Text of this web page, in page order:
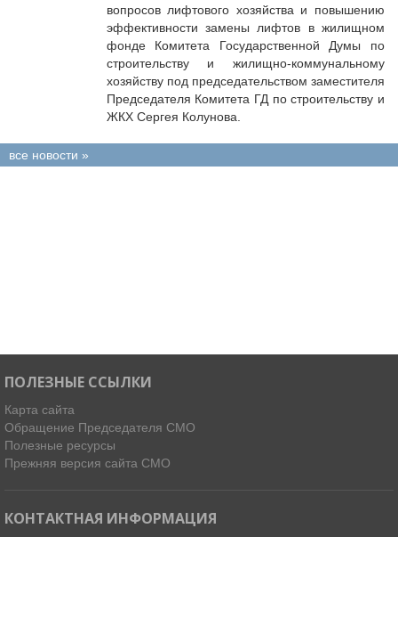
вопросов лифтового хозяйства и повышению
эффективности замены лифтов в жилищном
фонде Комитета Государственной Думы по
строительству и жилищно-коммунальному
хозяйству под председательством заместителя
Председателя Комитета ГД по строительству и
ЖКХ Сергея Колунова.
все новости »
ПОЛЕЗНЫЕ ССЫЛКИ
Карта сайта
Обращение Председателя СМО
Полезные ресурсы
Прежняя версия сайта СМО
КОНТАКТНАЯ ИНФОРМАЦИЯ